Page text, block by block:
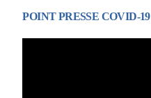
POINT PRESSE COVID-19